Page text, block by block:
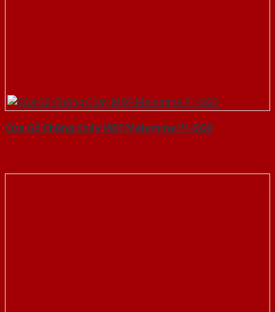
Cửa Gỗ Chống Cháy MDF Melamine P1-SGD